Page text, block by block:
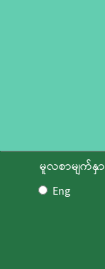
မူလစာမျက်နှာ
Eng